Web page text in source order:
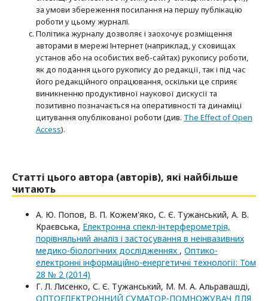
за умови збереження посилання на першу публікацію
роботи у цьому журналі.
Політика журналу дозволяє і заохочує розміщення
авторами в мережі Інтернет (наприклад, у сховищах
установ або на особистих веб-сайтах) рукопису роботи,
як до подання цього рукопису до редакції, так і під час
його редакційного опрацювання, оскільки це сприяє
виникненню продуктивної наукової дискусії та
позитивно позначається на оперативності та динаміці
цитування опублікованої роботи (див. The Effect of Open
Access).
Статті цього автора (авторів), які найбільше
читають
А. Ю. Попов, В. П. Кожем'яко, С. Є. Тужанський, А. В.
Краєвська, Електронна спекл-інтерферометрія,
порівняльний аналіз і застосування в неінвазивних
медико-біологічних дослідженнях , Оптико-
електроннi iнформацiйно-енергетичнi технологiї: Том
28 № 2 (2014)
Г. Л. Лисенко, С. Є. Тужанський, М. М. А. Альравашді,
ОПТОЕЛЕКТРОННИЙ СУМАТОР-ПОМНОЖУВАЧ ДЛЯ